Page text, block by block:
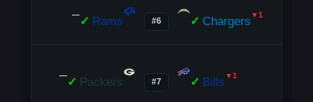
—✓ Rams #6 ✓ Chargers ▼1
—✓ Packers #7 ✓ Bills ▼1